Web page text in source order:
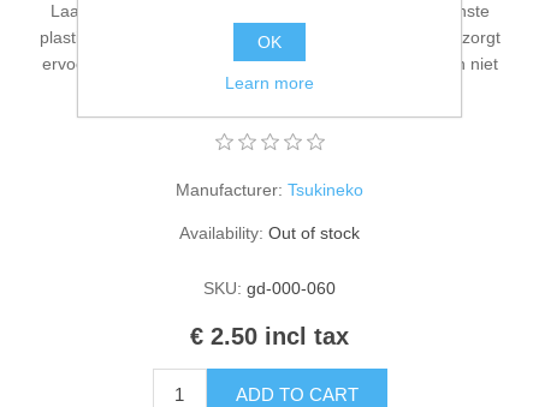
Laat de pad niet volledig uitdrogen. Vervang de binnenste
plastic hoes en hoes na gebruik. Blootstelling aan lucht zorgt
ervoor dat het stempelkussen uitdroogt. (Binnenhoezen niet
vereist voor Dew Drop-pads.)
Manufacturer: Tsukineko
Availability: Out of stock
SKU: gd-000-060
€ 2.50 incl tax
ADD TO CART
OK
Learn more